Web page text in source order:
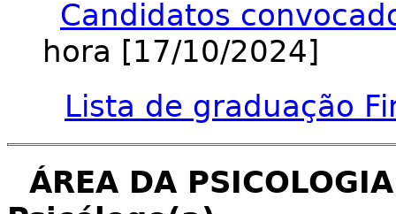
Candidatos
hora [17/10/2024]
Lista de graduação
ÁREA DA